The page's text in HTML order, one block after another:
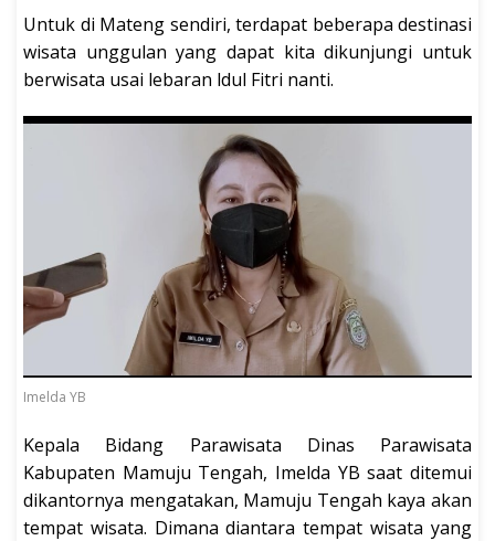
Untuk di Mateng sendiri, terdapat beberapa destinasi
wisata unggulan yang dapat kita dikunjungi untuk
berwisata usai lebaran ldul Fitri nanti.
Imelda YB
Kepala Bidang Parawisata Dinas Parawisata
Kabupaten Mamuju Tengah, Imelda YB saat ditemui
dikantornya mengatakan, Mamuju Tengah kaya akan
tempat wisata. Dimana diantara tempat wisata yang